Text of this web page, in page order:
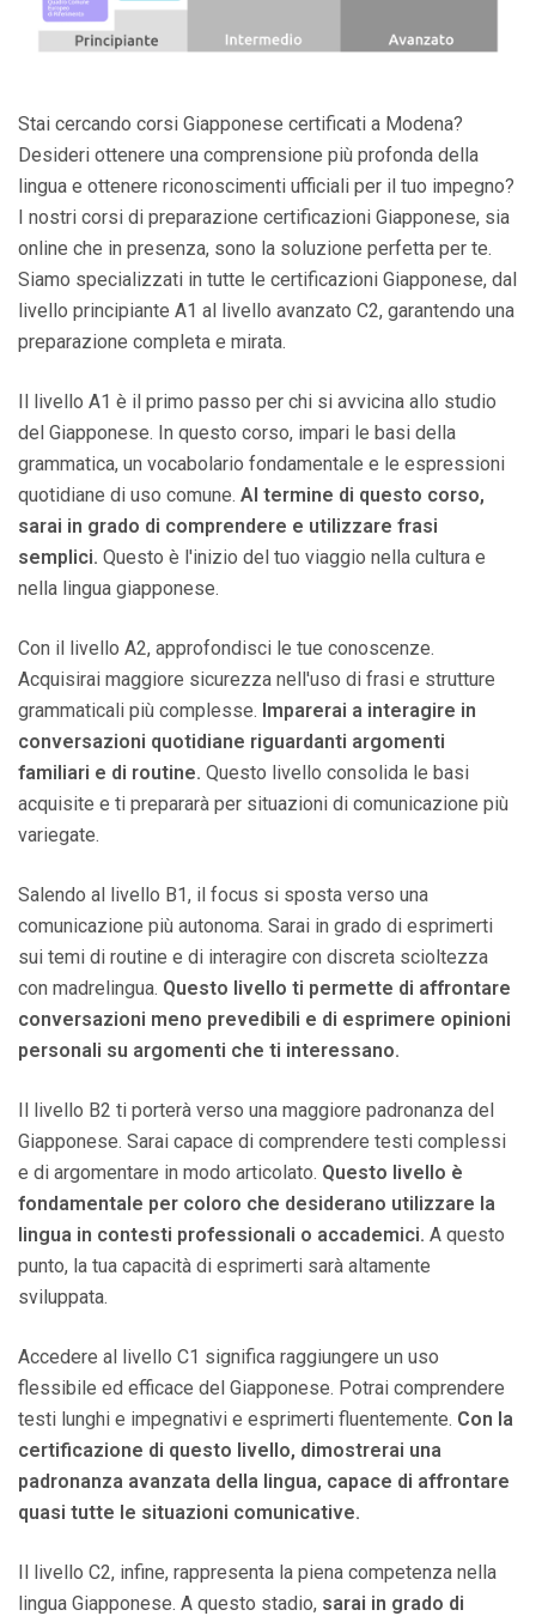
Stai cercando corsi Giapponese certificati a Modena?
Desideri ottenere una comprensione più profonda della
lingua e ottenere riconoscimenti ufficiali per il tuo impegno?
I nostri corsi di preparazione certificazioni Giapponese, sia
online che in presenza, sono la soluzione perfetta per te.
Siamo specializzati in tutte le certificazioni Giapponese, dal
livello principiante A1 al livello avanzato C2, garantendo una
preparazione completa e mirata.
Il livello A1 è il primo passo per chi si avvicina allo studio
del Giapponese. In questo corso, impari le basi della
grammatica, un vocabolario fondamentale e le espressioni
quotidiane di uso comune. Al termine di questo corso,
sarai in grado di comprendere e utilizzare frasi
semplici. Questo è l'inizio del tuo viaggio nella cultura e
nella lingua giapponese.
Con il livello A2, approfondisci le tue conoscenze.
Acquisirai maggiore sicurezza nell'uso di frasi e strutture
grammaticali più complesse. Imparerai a interagire in
conversazioni quotidiane riguardanti argomenti
familiari e di routine. Questo livello consolida le basi
acquisite e ti prepararà per situazioni di comunicazione più
variegate.
Salendo al livello B1, il focus si sposta verso una
comunicazione più autonoma. Sarai in grado di esprimerti
sui temi di routine e di interagire con discreta scioltezza
con madrelingua. Questo livello ti permette di affrontare
conversazioni meno prevedibili e di esprimere opinioni
personali su argomenti che ti interessano.
Il livello B2 ti porterà verso una maggiore padronanza del
Giapponese. Sarai capace di comprendere testi complessi
e di argomentare in modo articolato. Questo livello è
fondamentale per coloro che desiderano utilizzare la
lingua in contesti professionali o accademici. A questo
punto, la tua capacità di esprimerti sarà altamente
sviluppata.
Accedere al livello C1 significa raggiungere un uso
flessibile ed efficace del Giapponese. Potrai comprendere
testi lunghi e impegnativi e esprimerti fluentemente. Con la
certificazione di questo livello, dimostrerai una
padronanza avanzata della lingua, capace di affrontare
quasi tutte le situazioni comunicative.
Il livello C2, infine, rappresenta la piena competenza nella
lingua Giapponese. A questo stadio, sarai in grado di